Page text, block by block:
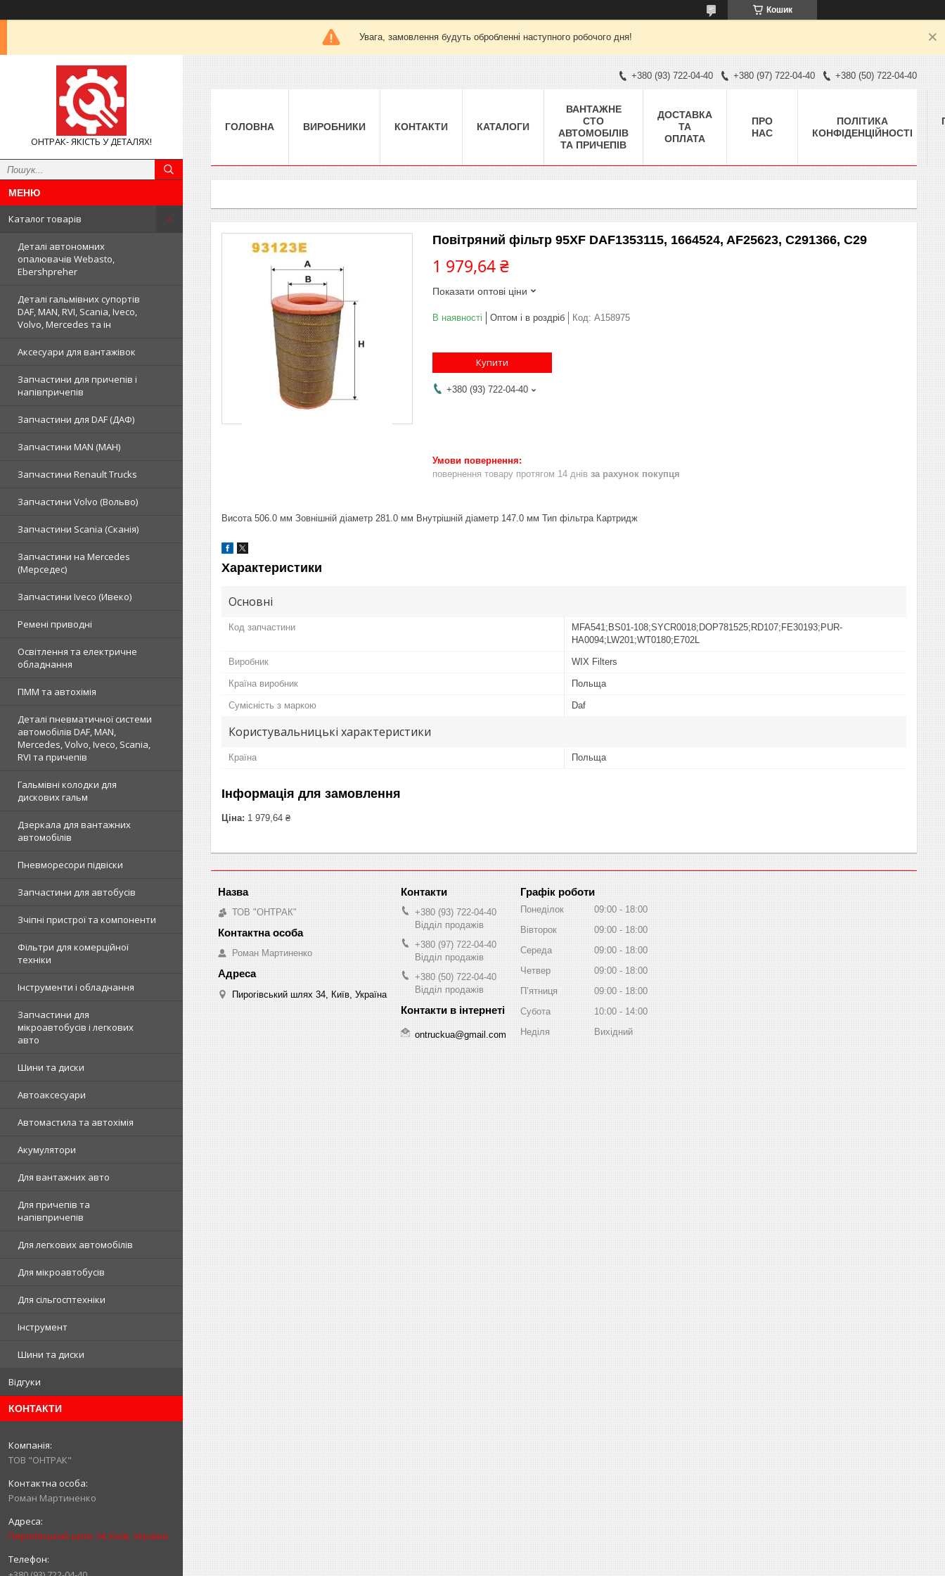
Кошик
Увага, замовлення будуть обробленні наступного робочого дня!
ОНТРАК- ЯКІСТЬ У ДЕТАЛЯХ!
Каталог товарів
Деталі автономних
опалювачів Webasto,
Ebershpreher
Деталі гальмівних супортів
DAF, MAN, RVI, Scania, Iveco,
Volvo, Mercedes та ін
Аксесуари для вантажівок
Запчастини для причепів і
напівпричепів
Запчастини для DAF (ДАФ)
Запчастини MAN (МАН)
Запчастини Renault Trucks
Запчастини Volvo (Вольво)
Запчастини Scania (Сканія)
Запчастини на Mercedes
(Мерседес)
Запчастини Iveco (Ивеко)
Ремені приводні
Освітлення та електричне
обладнання
ПММ та автохімія
Деталі пневматичної системи
автомобілів DAF, MAN,
Mercedes, Volvo, Iveco, Scania,
RVI та причепів
Гальмівні колодки для
дискових гальм
Дзеркала для вантажних
автомобілів
Пневморесори підвіски
Запчастини для автобусів
Зчіпні пристрої та компоненти
Фільтри для комерційної
техніки
Інструменти і обладнання
Запчастини для
мікроавтобусів і легкових
авто
Шини та диски
Автоаксесуари
Автомастила та автохімія
Акумулятори
Для вантажних авто
Для причепів та
напівпричепів
Для легкових автомобілів
Для мікроавтобусів
Для сільгосптехніки
Інструмент
Шини та диски
Відгуки
КОНТАКТИ
ТОВ "ОНТРАК"
Роман Мартиненко
Пирогівський шлях 34, Київ, Україна
+380 (93) 722-04-40 +380 (97) 722-04-40 +380 (50) 722-04-40
ГОЛОВНА ВИРОБНИКИ КОНТАКТИ КАТАЛОГИ
ВАНТАЖНЕ
СТО
АВТОМОБІЛІВ
ТА ПРИЧЕПІВ
ДОСТАВКА
ТА
ОПЛАТА
ПРО
НАС
ПОЛІТИКА
КОНФІДЕНЦІЙНОСТІ
Повітряний фільтр 95XF DAF1353115, 1664524, AF25623, C291366, C29
1 979,64 ₴
Показати оптові ціни
В наявності Оптом і в роздріб Код: A158975
Купити
+380 (93) 722-04-40
повернення товару протягом 14 днів за рахунок покупця
Висота 506.0 мм Зовнішній діаметр 281.0 мм Внутрішній діаметр 147.0 мм Тип фільтра Картридж
Характеристики
Основні
Код запчастини
MFA541;BS01-108;SYCR0018;DOP781525;RD107;FE30193;PUR-
HA0094;LW201;WT0180;E702L
Виробник WIX Filters
Країна виробник Польща
Сумісність з маркою Daf
Користувальницькі характеристики
Країна Польща
Інформація для замовлення
Ціна: 1 979,64 ₴
ТОВ "ОНТРАК"
Роман Мартиненко
Пирогівський шлях 34, Київ, Україна
+380 (93) 722-04-40
Відділ продажів
+380 (97) 722-04-40
Відділ продажів
+380 (50) 722-04-40
Відділ продажів
ontruckua@gmail.com
Графік роботи
Понеділок 09:00
18:00
Вівторок
09:00
18:00
Середа
09:00
18:00
Четвер
09:00
18:00
Пʼятниця
09:00
18:00
Субота
10:00
14:00
Неділя
Вихідний